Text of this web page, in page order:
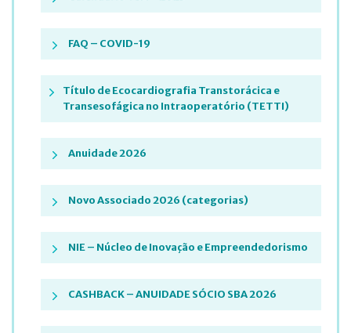
FAQ – COVID-19
Título de Ecocardiografia Transtorácica e
Transesofágica no Intraoperatório (TETTI)
Anuidade 2026
Novo Associado 2026 (categorias)
NIE – Núcleo de Inovação e Empreendedorismo
CASHBACK – ANUIDADE SÓCIO SBA 2026